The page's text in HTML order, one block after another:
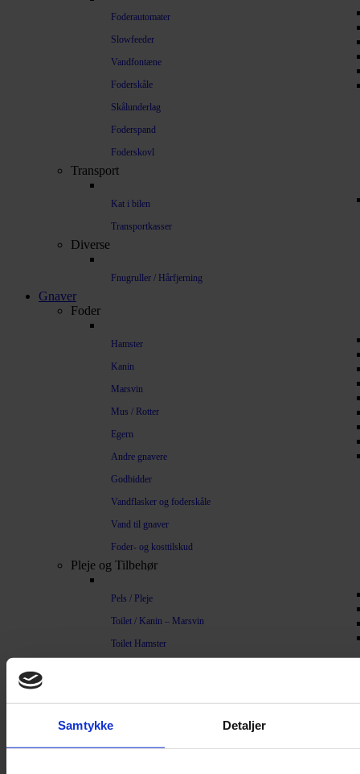
Samtykke Detaljer
Foderautomater
Slowfeeder
Vandfontæne
Foderskåle
Skålunderlag
Foderspand
Foderskovl
Transport
Kat i bilen
Transportkasser
Diverse
Fnugruller / Hårfjerning
Gnaver
Foder
Hamster
Kanin
Marsvin
Mus / Rotter
Egern
Andre gnavere
Godbidder
Vandflasker og foderskåle
Vand til gnaver
Foder- og kosttilskud
Pleje og Tilbehør
Pels / Pleje
Toilet / Kanin – Marsvin
Toilet Hamster
Bure